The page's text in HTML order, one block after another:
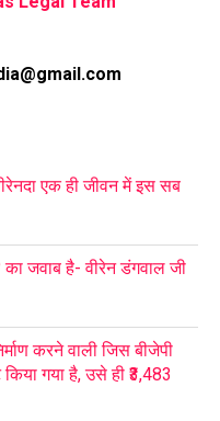
एक ही जीवन में इस सब
जवाब है- वीरेन डंगवाल जी
करने वाली जिस बीजेपी
गया है, उसे ही ₹3,483